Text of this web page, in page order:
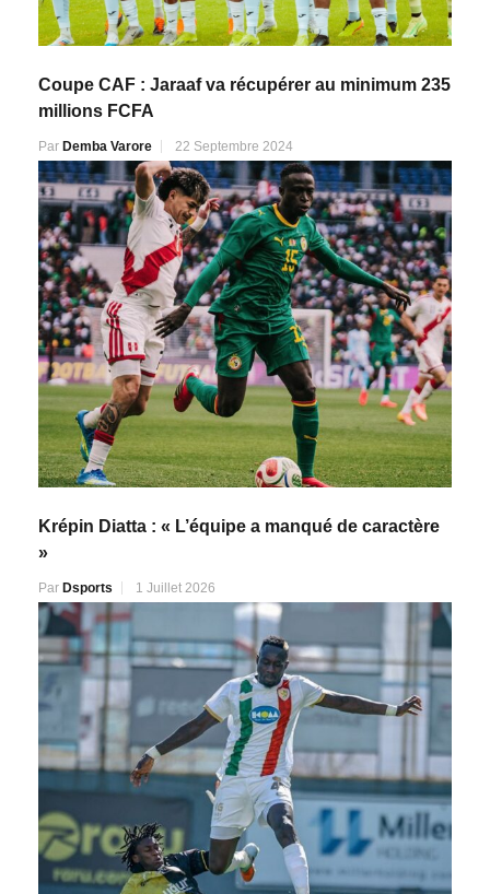
Coupe CAF : Jaraaf va récupérer au minimum 235
millions FCFA
Par Demba Varore 22 Septembre 2024
Krépin Diatta : « L’équipe a manqué de caractère
»
Par Dsports 1 Juillet 2026